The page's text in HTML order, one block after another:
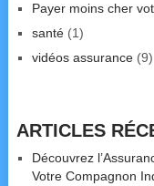
Payer moins cher
santé(1)
vidéos assurance(9)
ARTICLES
Découvrez
Votre Compagnon